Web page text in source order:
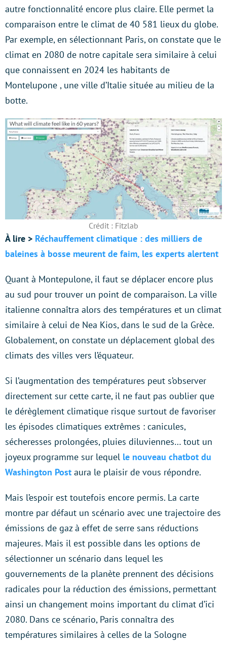
autre fonctionnalité encore plus claire. Elle permet la
comparaison entre le climat de 40 581 lieux du globe.
Par exemple, en sélectionnant Paris, on constate que le
climat en 2080 de notre capitale sera similaire à celui
que connaissent en 2024 les habitants de
Montelupone , une ville d’Italie située au milieu de la
botte.
Crédit : Fitzlab
À lire > Réchauffement climatique : des milliers de
baleines à bosse meurent de faim, les experts alertent
Quant à Montepulone, il faut se déplacer encore plus
au sud pour trouver un point de comparaison. La ville
italienne connaîtra alors des températures et un climat
similaire à celui de Nea Kios, dans le sud de la Grèce.
Globalement, on constate un déplacement global des
climats des villes vers l’équateur.
Si l’augmentation des températures peut s’observer
directement sur cette carte, il ne faut pas oublier que
le dérèglement climatique risque surtout de favoriser
les épisodes climatiques extrêmes : canicules,
sécheresses prolongées, pluies diluviennes… tout un
joyeux programme sur lequel le nouveau chatbot du
Washington Post aura le plaisir de vous répondre.
Mais l’espoir est toutefois encore permis. La carte
montre par défaut un scénario avec une trajectoire des
émissions de gaz à effet de serre sans réductions
majeures. Mais il est possible dans les options de
sélectionner un scénario dans lequel les
gouvernements de la planète prennent des décisions
radicales pour la réduction des émissions, permettant
ainsi un changement moins important du climat d’ici
2080. Dans ce scénario, Paris connaîtra des
températures similaires à celles de la Sologne